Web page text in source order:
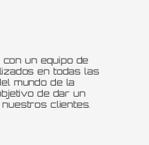
un equipo de
en todas las
mundo de la
de dar un
clientes.